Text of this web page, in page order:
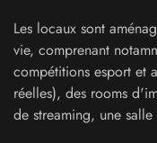
Les locaux sont
vie, comprenant
compétitions esport et
réelles), des rooms
de streaming, une